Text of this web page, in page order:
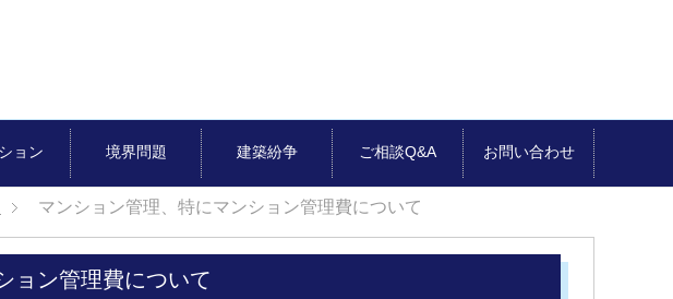
ョン 境界問題 建築紛争 ご相談Q&A お問い合わせ
マンション管理、特にマンション管理費について
ョン管理費について